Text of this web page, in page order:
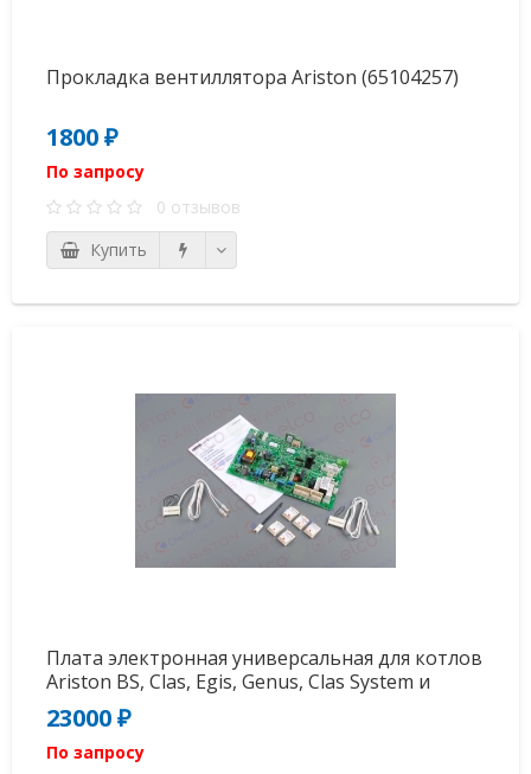
Прокладка вентиллятора Ariston (65104257)
1800 ₽
По запросу
0 отзывов
Купить
Плата электронная универсальная для котлов
Ariston BS, Clas, Egis, Genus, Clas System и
Chaffoteaux (65109313-05)
23000 ₽
По запросу